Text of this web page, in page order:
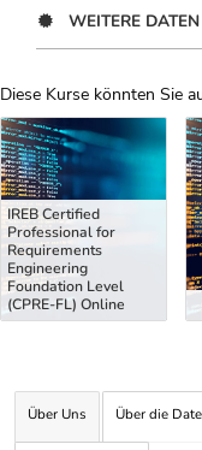
WEITERE DATEN
Diese Kurse könnten Sie
Uber
IREB Certified
Professional for
Requirements
Engineering
Foundation Level
(CPRE-FL) Online
Über Uns Über die